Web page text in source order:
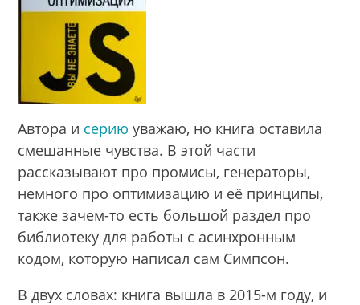
Автора и серию уважаю, но книга оставила
смешанные чувства. В этой части
рассказывают про промисы, генераторы,
немного про оптимизацию и её принципы,
также зачем-то есть большой раздел про
библиотеку для работы с асинхронным
кодом, которую написал сам Симпсон.
В двух словах: книга вышла в 2015-м году, и